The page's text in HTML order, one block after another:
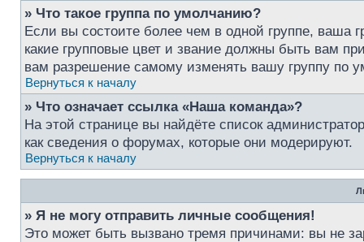
» Что такое группа по умолчанию?
Если вы состоите более чем в одной группе, ваша
какие групповые цвет и звание должны быть вам
вам разрешение самому изменять вашу группу по
Вернуться к началу
» Что означает ссылка «Наша команда»?
На этой странице вы найдёте список
как сведения о форумах, которые они модерируют.
Вернуться к началу
» Я не могу отправить личные сообщения!
Это может быть вызвано тремя причинами: вы не